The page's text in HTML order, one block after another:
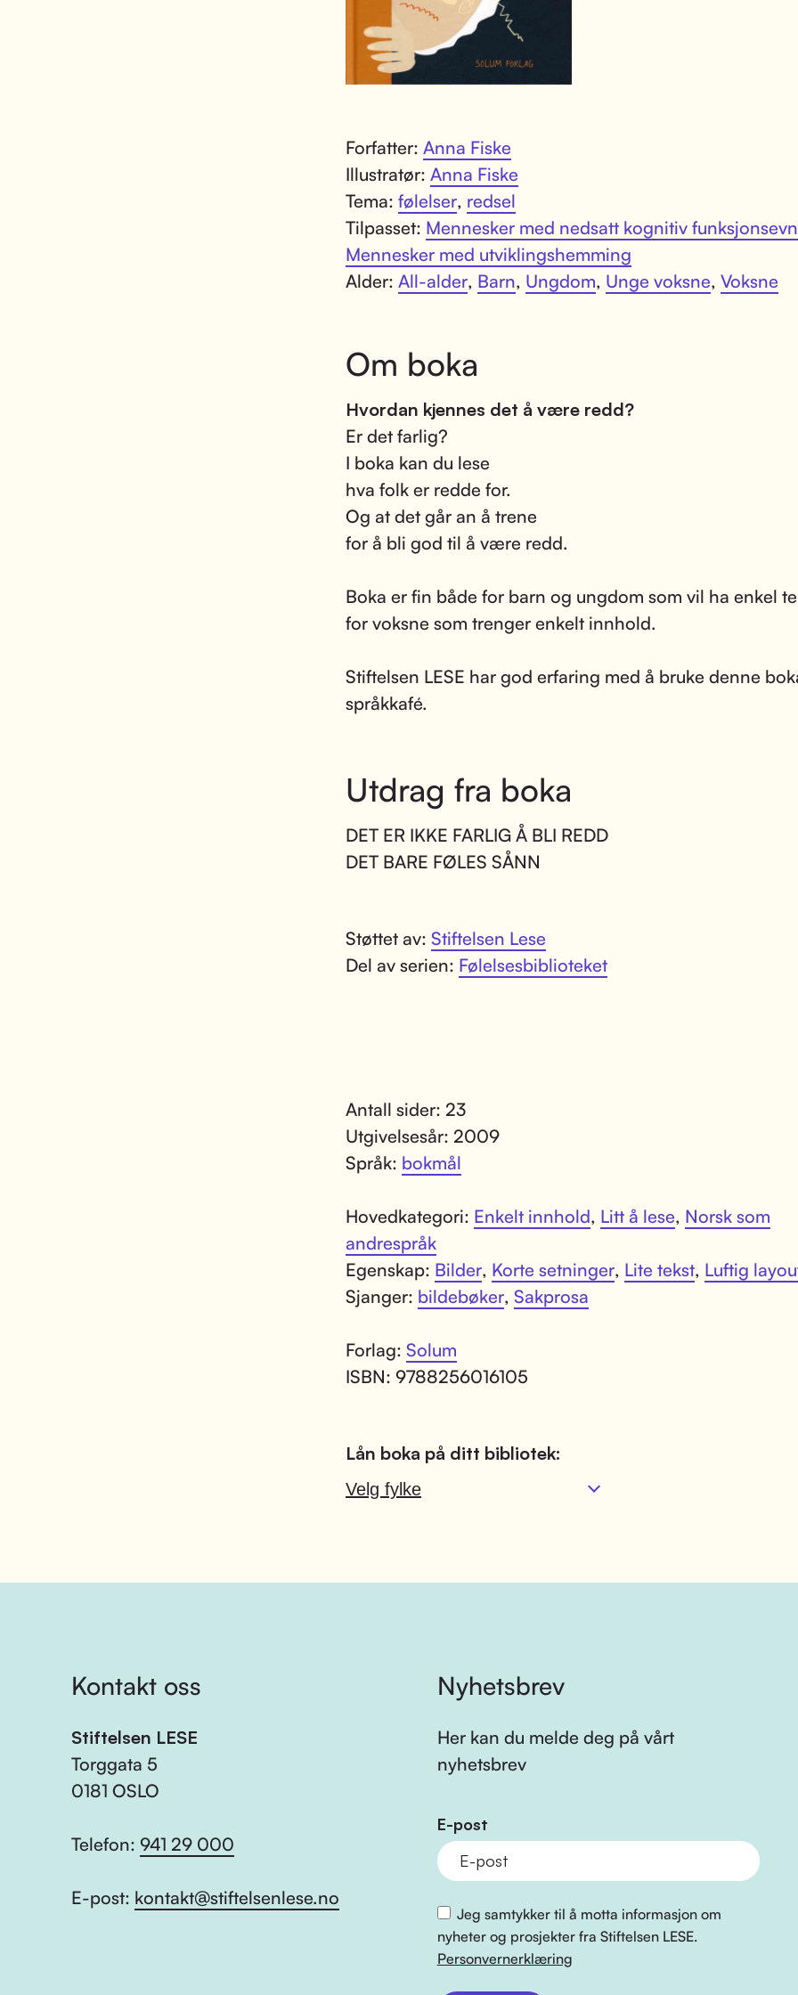
Forfatter: Anna Fiske
Illustratør: Anna Fiske
Tema: følelser, redsel
Tilpasset: Mennesker med nedsatt kognitiv
Mennesker med utviklingshemming
Alder: All-alder, Barn, Ungdom, Unge voksne, Voksne
Om boka
Hvordan kjennes det å være redd?
Er det farlig?
I boka kan du lese
hva folk er redde for.
Og at det går an å trene
for å bli god til å være redd.
Boka er fin både for barn og ungdom som vil ha enkel
for voksne som trenger enkelt innhold.
Stiftelsen LESE har god erfaring med å bruke denne
språkkafé.
Utdrag fra boka
DET ER IKKE FARLIG Å BLI REDD
DET BARE FØLES SÅNN
Støttet av: Stiftelsen Lese
Del av serien: Følelsesbiblioteket
Antall sider: 23
Utgivelsesår: 2009
Språk: bokmål
Hovedkategori: Enkelt innhold, Litt å lese, Norsk som
andrespråk
Egenskap: Bilder, Korte setninger, Lite tekst, Luftig
Sjanger: bildebøker, Sakprosa
Forlag: Solum
ISBN: 9788256016105
Lån boka på ditt bibliotek:
Velg fylke
Kontakt oss
Stiftelsen LESE
Torggata 5
0181 OSLO
Telefon: 941 29 000
E-post: kontakt@stiftelsenlese.no
Nyhetsbrev
Her kan du melde deg på vårt
nyhetsbrev
E-post
Jeg samtykker til å motta informasjon om
nyheter og prosjekter fra Stiftelsen LESE.
Personvernerklæring